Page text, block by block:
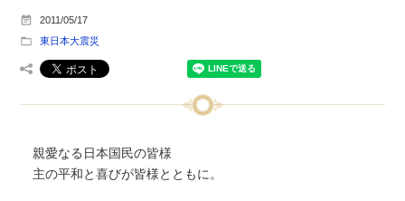
2011/05/17
東日本大震災
親愛なる日本国民の皆様
主の平和と喜びが皆様とともに。